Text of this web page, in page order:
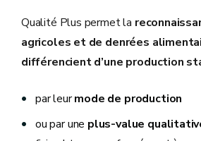
Qualité Plus permet la
agricoles et de denrées
différencient d’une production
par leurmode de production
ou par une plus-value